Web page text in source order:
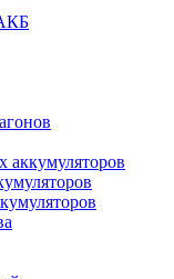
аккумуляторов